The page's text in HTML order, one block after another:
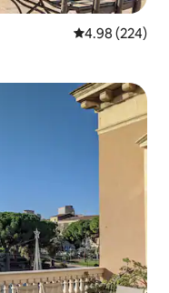
レビュー224
4.98 (224)